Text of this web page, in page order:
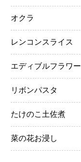
オクラ
レンコンスライス
エディブルフラワー
リボンパスタ
たけのこ土佐煮
菜の花お浸し